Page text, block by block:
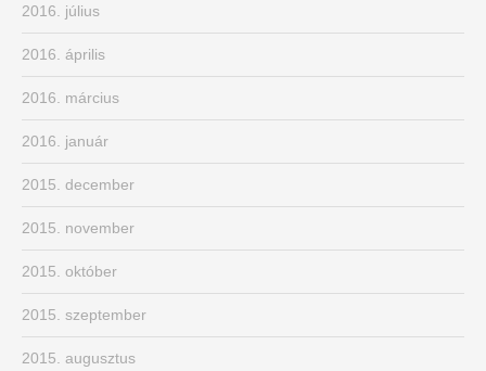
2016. július
2016. április
2016. március
2016. január
2015. december
2015. november
2015. október
2015. szeptember
2015. augusztus